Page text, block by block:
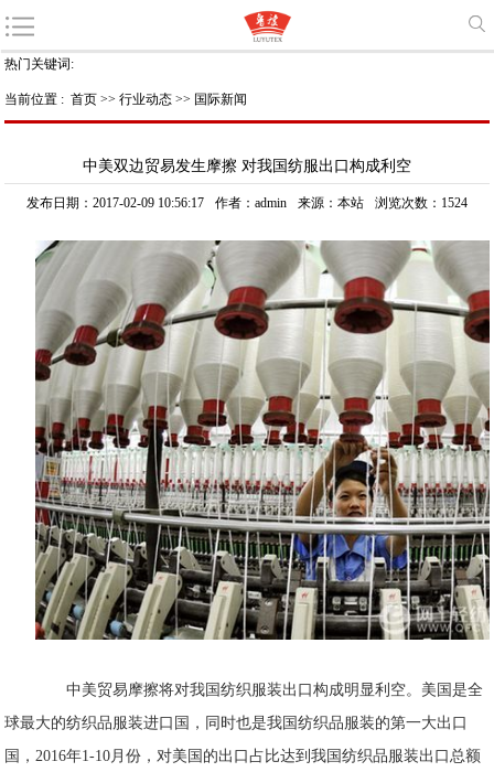
热门关键词:
当前位置 : 首页 >> 行业动态 >> 国际新闻
中美双边贸易发生摩擦 对我国纺服出口构成利空
发布日期：2017-02-09 10:56:17 作者：admin 来源：本站 浏览次数：1524
中美贸易摩擦将对我国纺织服装出口构成明显利空。美国是全
球最大的纺织品服装进口国，同时也是我国纺织品服装的第一大出口
国，2016年1-10月份，对美国的出口占比达到我国纺织品服装出口总额